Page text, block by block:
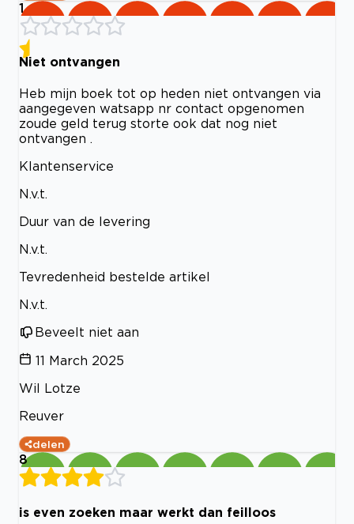
1
Niet ontvangen
Heb mijn boek tot op heden niet ontvangen via
aangegeven watsapp nr contact opgenomen
zoude geld terug storte ook dat nog niet
ontvangen .
Klantenservice
N.v.t.
Duur van de levering
N.v.t.
Tevredenheid bestelde artikel
N.v.t.
Beveelt niet aan
11 March 2025
Wil Lotze
Reuver
delen
8
is even zoeken maar werkt dan feilloos